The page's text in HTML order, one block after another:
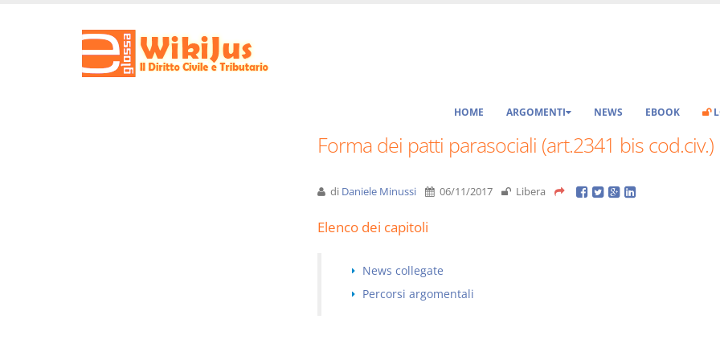
HOME ARGOMENTI NEWS EBOOK
Forma dei patti parasociali (art.2341 bis cod.civ.)
di Daniele Minussi 06/11/2017 Libera
Elenco dei capitoli
News collegate
Percorsi argomentali